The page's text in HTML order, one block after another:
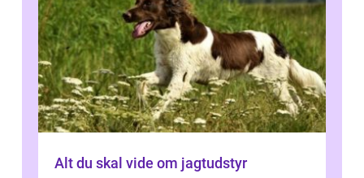
Alt du skal vide om jagtudstyr